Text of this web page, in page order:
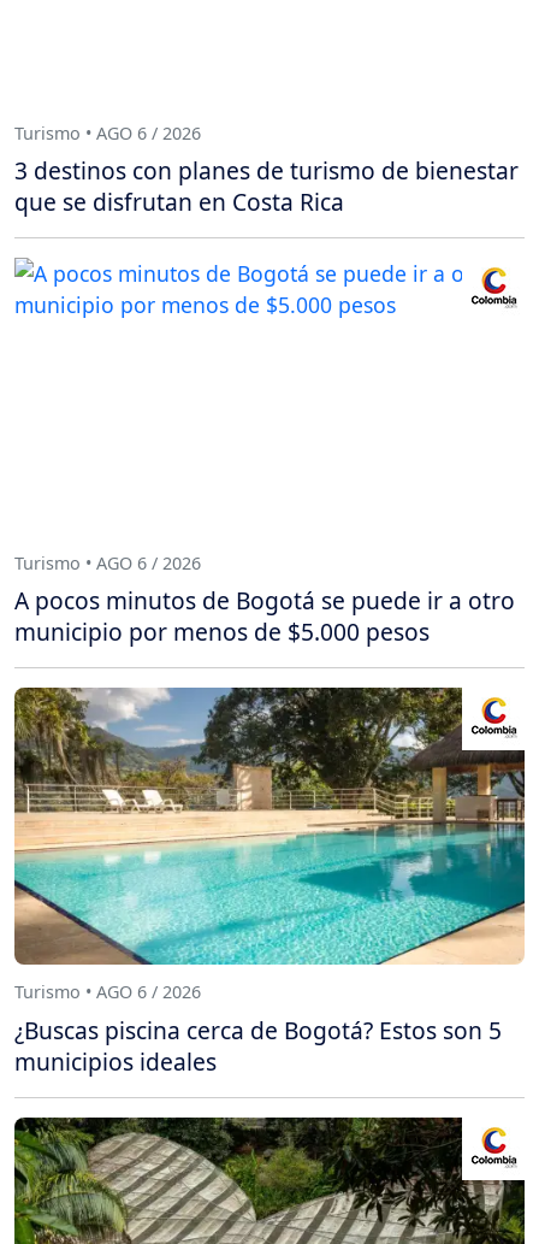
Turismo • AGO 6 / 2026
3 destinos con planes de turismo de bienestar
que se disfrutan en Costa Rica
Turismo • AGO 6 / 2026
A pocos minutos de Bogotá se puede ir a otro
municipio por menos de $5.000 pesos
Turismo • AGO 6 / 2026
¿Buscas piscina cerca de Bogotá? Estos son 5
municipios ideales